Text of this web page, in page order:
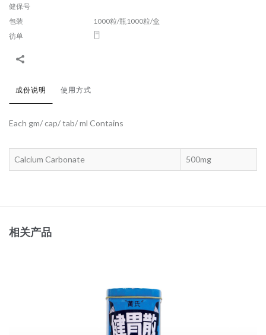
健保号
包装
1000粒/瓶1000粒/盒
彷单
成份说明 使用方式
Each gm/ cap/ tab/ ml Contains
Calcium Carbonate 500mg
相关产品